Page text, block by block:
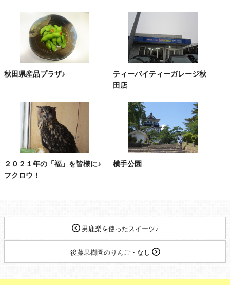
秋田県産品プラザ♪
ティーバイティーガレージ秋
田店
２０２１年の「福」を皆様に♪
フクロウ！
横手公園
男鹿梨を使ったスイーツ♪
後藤果樹園のりんご・なし